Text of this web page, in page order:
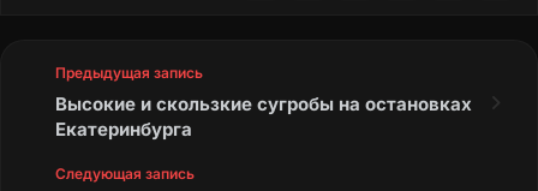
Предыдущая запись
Высокие и скользкие сугробы на остановках
Екатеринбурга
Следующая запись